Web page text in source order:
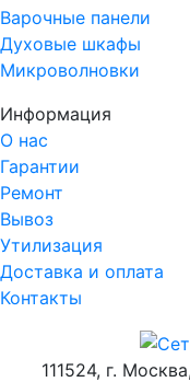
Варочные панели
Духовые шкафы
Микроволновки
Информация
О нас
Гарантии
Ремонт
Вывоз
Утилизация
Доставка и оплата
Контакты
111524, г.